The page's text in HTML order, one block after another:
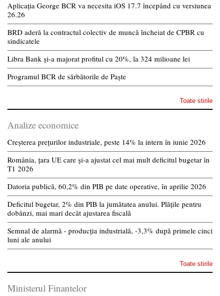
Aplicația George BCR va necesita iOS 17.7 începând cu versiunea
26.26
BRD aderă la contractul colectiv de muncă încheiat de CPBR cu
sindicatele
Libra Bank și-a majorat profitul cu 20%, la 324 milioane lei
Programul BCR de sărbătorile de Paște
Toate stirile
Analize economice
Creșterea prețurilor industriale, peste 14% la intern în iunie 2026
România, țara UE care și-a ajustat cel mai mult deficitul bugetar în
T1 2026
Datoria publică, 60,2% din PIB pe date operative, în aprilie 2026
Deficitul bugetar, 2% din PIB la jumătatea anului. Plățile pentru
dobânzi, mai mari decât ajustarea fiscală
Semnal de alarmă - producția industrială, -3,3% după primele cinci
luni ale anului
Toate stirile
Ministerul Finantelor